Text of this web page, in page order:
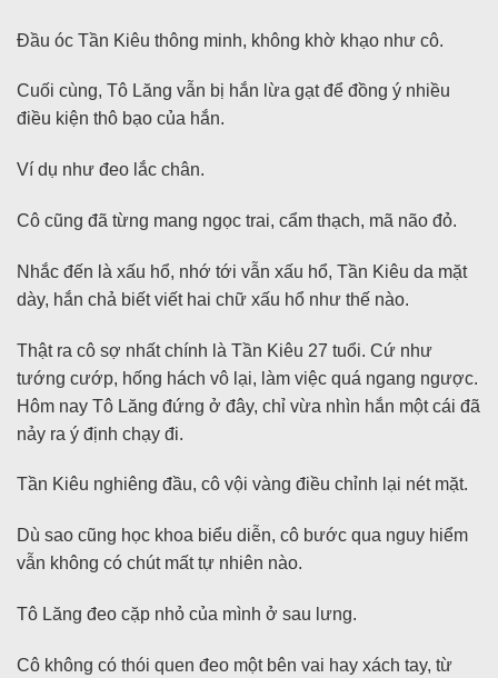
Đầu óc Tần Kiêu thông minh, không khờ khạo như cô.
Cuối cùng, Tô Lăng vẫn bị hắn lừa gạt để đồng ý nhiều
điều kiện thô bạo của hắn.
Ví dụ như đeo lắc chân.
Cô cũng đã từng mang ngọc trai, cẩm thạch, mã não đỏ.
Nhắc đến là xấu hổ, nhớ tới vẫn xấu hổ, Tần Kiêu da mặt
dày, hắn chả biết viết hai chữ xấu hổ như thế nào.
Thật ra cô sợ nhất chính là Tần Kiêu 27 tuổi. Cứ như
tướng cướp, hống hách vô lại, làm việc quá ngang ngược.
Hôm nay Tô Lăng đứng ở đây, chỉ vừa nhìn hắn một cái đã
nảy ra ý định chạy đi.
Tần Kiêu nghiêng đầu, cô vội vàng điều chỉnh lại nét mặt.
Dù sao cũng học khoa biểu diễn, cô bước qua nguy hiểm
vẫn không có chút mất tự nhiên nào.
Tô Lăng đeo cặp nhỏ của mình ở sau lưng.
Cô không có thói quen đeo một bên vai hay xách tay, từ